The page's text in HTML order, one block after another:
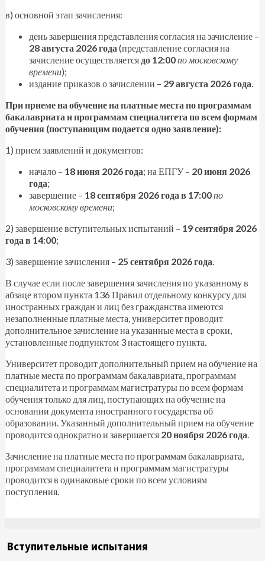
в) основной этап зачисления:
день завершения представления согласия на зачисление –
28 августа 2026 года (представление согласия на
зачисление осуществляется до 12:00по московскому
времени);
издание приказов о зачислении – 29 августа 2026 года.
При приеме на обучение на платные места по программам
бакалавриата и программам специалитета по всем формам
обучения (поступающим подается одно заявление):
1) прием заявлений и документов:
начало – 18 июня 2026 года; на ЕПГУ – 20 июня 2026
года;
завершение – 18 сентября 2026 года в 17:00по
московскому времени;
2) завершение вступительных испытаний – 19 сентября 2026
года в 14:00;
3) завершение зачисления – 25 сентября 2026 года.
В случае если после завершения зачисления по указанному в
абзаце втором пункта 136 Правил отдельному конкурсу для
иностранных граждан и лиц без гражданства имеются
незаполненные платные места, университет проводит
дополнительное зачисление на указанные места в сроки,
установленные подпунктом 3 настоящего пункта.
Университет проводит дополнительный прием на обучение на
платные места по программам бакалавриата, программам
специалитета и программам магистратуры по всем формам
обучения только для лиц, поступающих на обучение на
основании документа иностранного государства об
образовании. Указанный дополнительный прием на обучение
проводится однократно и завершается 20 ноября 2026 года.
Зачисление на платные места по программам бакалавриата,
программам специалитета и программам магистратуры
проводится в одинаковые сроки по всем условиям
поступления.
Вступительные испытания